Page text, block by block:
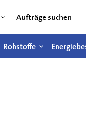
Aufträge suchen
Rohstoffe